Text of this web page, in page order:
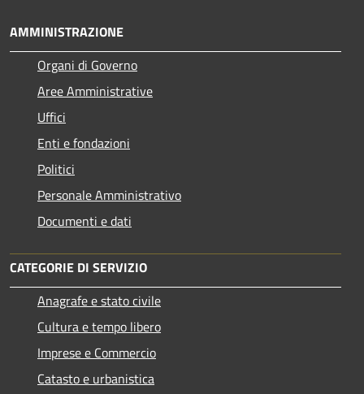
AMMINISTRAZIONE
Organi di Governo
Aree Amministrative
Uffici
Enti e fondazioni
Politici
Personale Amministrativo
Documenti e dati
CATEGORIE DI SERVIZIO
Anagrafe e stato civile
Cultura e tempo libero
Imprese e Commercio
Catasto e urbanistica